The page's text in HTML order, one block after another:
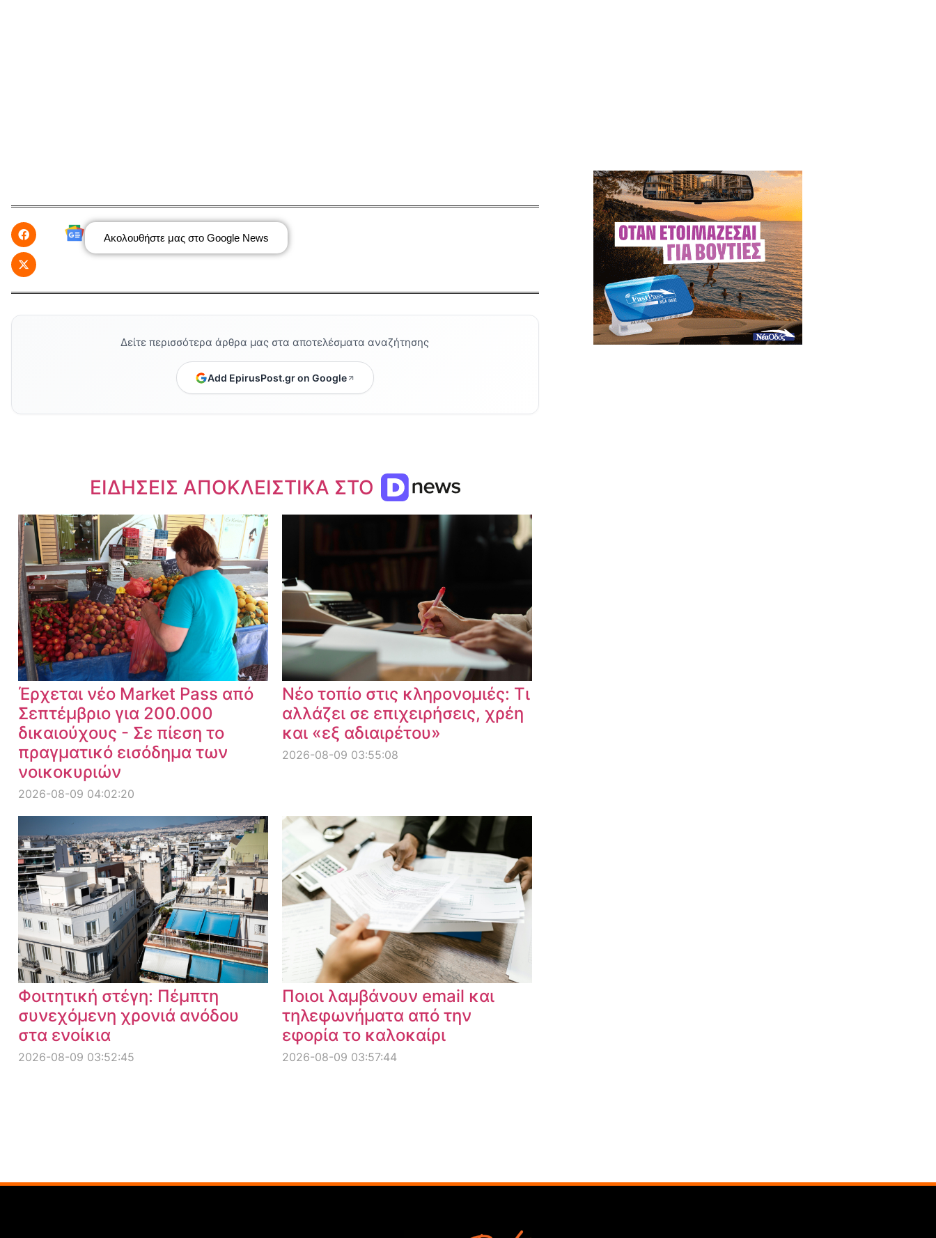
Ακολουθήστε μας στο Google News
Δείτε περισσότερα άρθρα μας στα αποτελέσματα αναζήτησης
Add EpirusPost.gr on Google
ΕΙΔΗΣΕΙΣ ΑΠΟΚΛΕΙΣΤΙΚΑ ΣΤΟ
Dnews.gr
Έρχεται νέο Market Pass από
Σεπτέμβριο για 200.000
δικαιούχους - Σε πίεση το
πραγματικό εισόδημα των
νοικοκυριών
2026-08-09 04:02:20
Νέο τοπίο στις κληρονομιές: Τι
αλλάζει σε επιχειρήσεις, χρέη
και «εξ αδιαιρέτου»
2026-08-09 03:55:08
Φοιτητική στέγη: Πέμπτη
συνεχόμενη χρονιά ανόδου
στα ενοίκια
2026-08-09 03:52:45
Ποιοι λαμβάνουν email και
τηλεφωνήματα από την
εφορία το καλοκαίρι
2026-08-09 03:57:44